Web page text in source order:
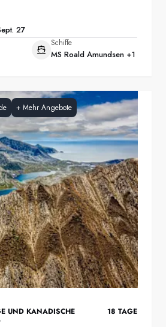
27
Schiffe
MS Roald Amundsen +1
+ Mehr Angebote
UND KANADISCHE
18 TAGE